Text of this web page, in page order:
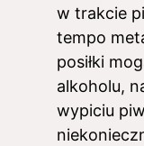
w trakcie
tempo
posiłki
alkoholu,
wypiciu